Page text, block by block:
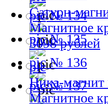
№ 134
№ 135
№ 136
№ 137
Сатурн-
Магнитное
3098 рублей
Ника-
Магнитное